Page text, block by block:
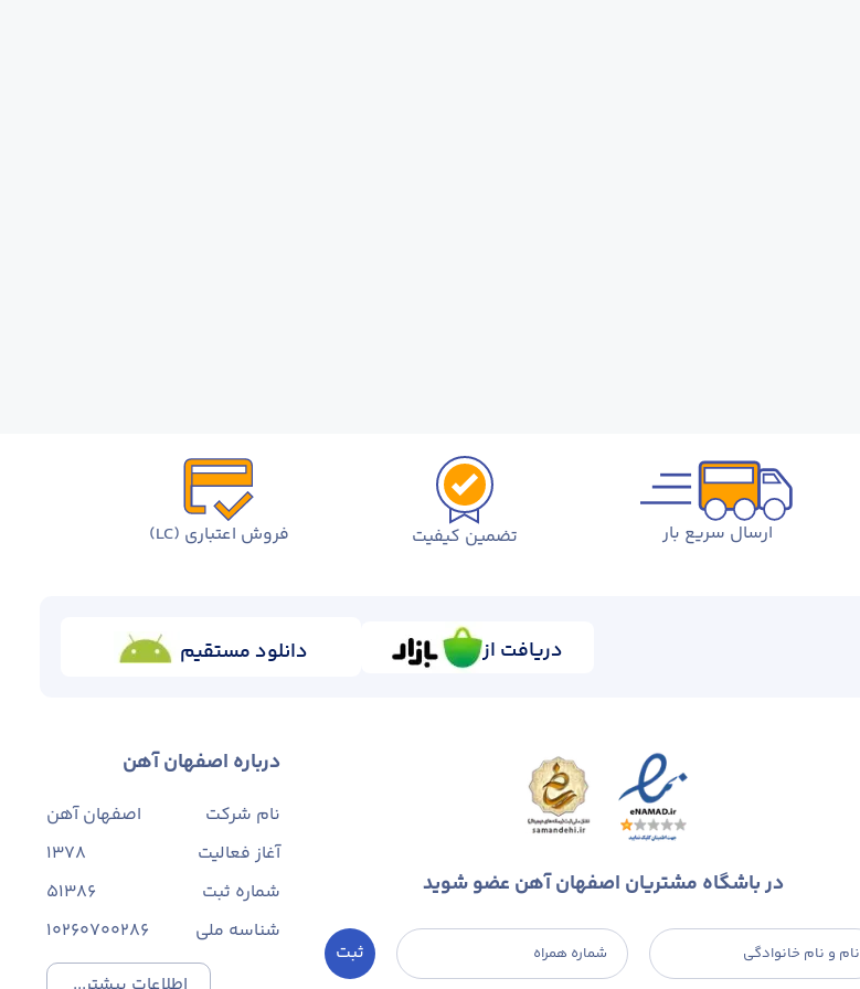
ارسال سریع بار تضمین کیفیت فروش اعتباری (LC)
دریافت از دانلود مستقیم
در باشگاه مشتریان اصفهان آهن عضو شوید
نام و نام خانوادگی شماره همراه ثبت
درباره اصفهان آهن
نام شرکت
اصفهان آهن
آغاز فعالیت
1378
شماره ثبت
۵۱۳۸۶
شناسه ملی
10260700286